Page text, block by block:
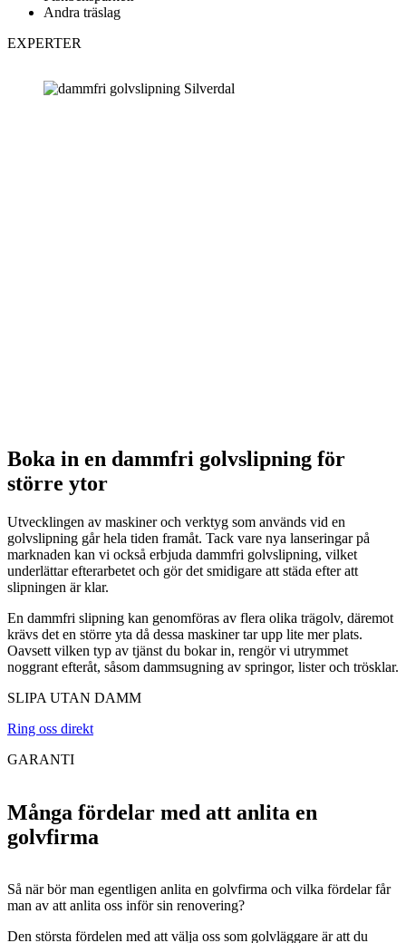
Andra träslag
EXPERTER
Boka in en dammfri golvslipning för
större ytor
Utvecklingen av maskiner och verktyg som används vid en
golvslipning går hela tiden framåt. Tack vare nya lanseringar på
marknaden kan vi också erbjuda dammfri golvslipning, vilket
underlättar efterarbetet och gör det smidigare att städa efter att
slipningen är klar.
En dammfri slipning kan genomföras av flera olika trägolv, däremot
krävs det en större yta då dessa maskiner tar upp lite mer plats.
Oavsett vilken typ av tjänst du bokar in, rengör vi utrymmet
noggrant efteråt, såsom dammsugning av springor, lister och trösklar.
SLIPA UTAN DAMM
Ring oss direkt
Många fördelar med att anlita en
golvfirma
Så när bör man egentligen anlita en golvfirma och vilka fördelar får
man av att anlita oss inför sin renovering?
Den största fördelen med att välja oss som golvläggare är att du
GARANTI